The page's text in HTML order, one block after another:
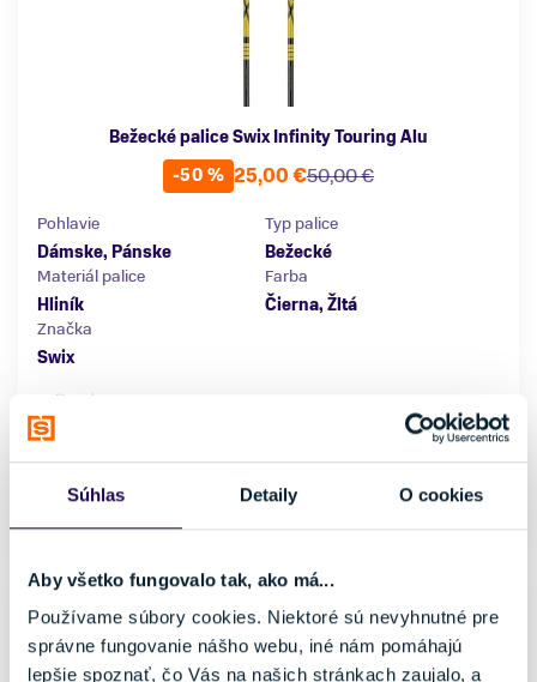
Súhlas Detaily O cookies
Aby všetko fungovalo tak, ako má...
Používame súbory cookies. Niektoré sú nevyhnutné pre
správne fungovanie nášho webu, iné nám pomáhajú
lepšie spoznať, čo Vás na našich stránkach zaujalo, a
Bežecké palice Swix Infinity Touring Alu
-50 %
50,00 €
25,00 €
Pohlavie
Dámske, Pánske
Typ palice
Bežecké
Materiál palice
Hliník
Farba
Čierna, Žltá
Značka
Swix
Veľkosť
145 cm
150 cm
155 cm